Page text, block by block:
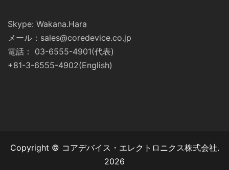
Skype: Wakana.Hara
メール：sales@coredevice.co.jp
電話： 03-6555-4901(代表)
+81-3-6555-4902(English)
Copyright © コアデバイス・エレクトロニクス株式会社.
2026